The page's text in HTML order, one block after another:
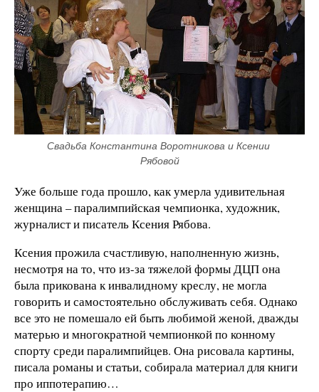
Свадьба Константина Воротникова и Ксении
Рябовой
Уже больше года прошло, как умерла удивительная
женщина – паралимпийская чемпионка, художник,
журналист и писатель Ксения Рябова.
Ксения прожила счастливую, наполненную жизнь,
несмотря на то, что из-за тяжелой формы ДЦП она
была прикована к инвалидному креслу, не могла
говорить и самостоятельно обслуживать себя. Однако
все это не помешало ей быть любимой женой, дважды
матерью и многократной чемпионкой по конному
спорту среди паралимпийцев. Она рисовала картины,
писала романы и статьи, собирала материал для книги
про иппотерапию…